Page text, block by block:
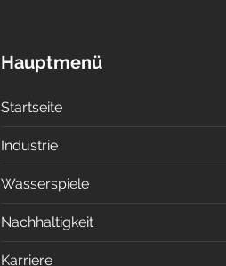
Hauptmenü
Startseite
Industrie
Wasserspiele
Nachhaltigkeit
Karriere